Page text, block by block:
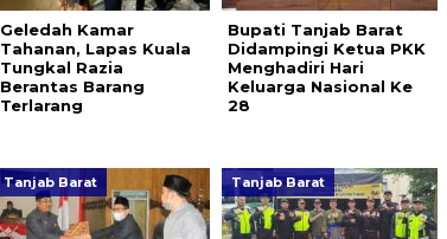
Geledah Kamar
Tahanan, Lapas Kuala
Tungkal Razia
Berantas Barang
Terlarang
Bupati Tanjab Barat
Didampingi Ketua PKK
Menghadiri Hari
Keluarga Nasional Ke
28
Tanjab Barat Tanjab Barat